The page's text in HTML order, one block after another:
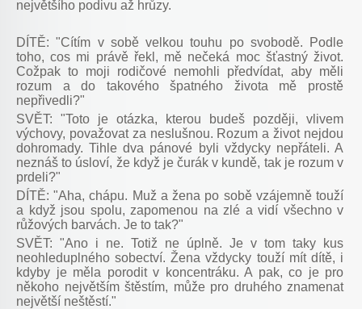
největšího podivu až hrůzy.
DÍTĚ: "Cítím v sobě velkou touhu po svobodě. Podle
toho, cos mi právě řekl, mě nečeká moc šťastný život.
Cožpak to moji rodičové nemohli předvídat, aby měli
rozum a do takového špatného života mě prostě
nepřivedli?"
SVĚT: "Toto je otázka, kterou budeš později, vlivem
výchovy, považovat za neslušnou. Rozum a život nejdou
dohromady. Tihle dva pánové byli vždycky nepřáteli. A
neznáš to úsloví, že když je čurák v kundě, tak je rozum v
prdeli?"
DÍTĚ: "Aha, chápu. Muž a žena po sobě vzájemně touží
a když jsou spolu, zapomenou na zlé a vidí všechno v
růžových barvách. Je to tak?"
SVĚT: "Ano i ne. Totiž ne úplně. Je v tom taky kus
neohleduplného sobectví. Žena vždycky touží mít dítě, i
kdyby je měla porodit v koncentráku. A pak, co je pro
někoho největším štěstím, může pro druhého znamenat
největší neštěstí."